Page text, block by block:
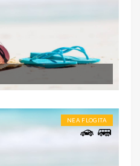
NEA FLOGITA